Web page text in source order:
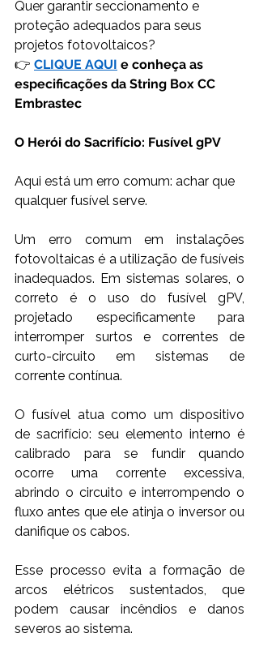
Quer garantir seccionamento e
proteção adequados para seus
projetos fotovoltaicos?
👉 CLIQUE AQUI e conheça as
especificações da String Box CC
Embrastec
O Herói do Sacrifício: Fusível gPV
Aqui está um erro comum: achar que
qualquer fusível serve.
Um erro comum em instalações
fotovoltaicas é a utilização de fusíveis
inadequados. Em sistemas solares, o
correto é o uso do fusível gPV,
projetado especificamente para
interromper surtos e correntes de
curto-circuito em sistemas de
corrente contínua.
O fusível atua como um dispositivo
de sacrifício: seu elemento interno é
calibrado para se fundir quando
ocorre uma corrente excessiva,
abrindo o circuito e interrompendo o
fluxo antes que ele atinja o inversor ou
danifique os cabos.
Esse processo evita a formação de
arcos elétricos sustentados, que
podem causar incêndios e danos
severos ao sistema.